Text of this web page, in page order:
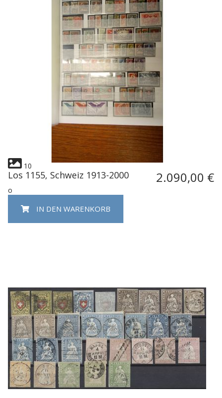
10
Los 1155, Schweiz 1913-2000 2.090,00 €
o
IN DEN WARENKORB